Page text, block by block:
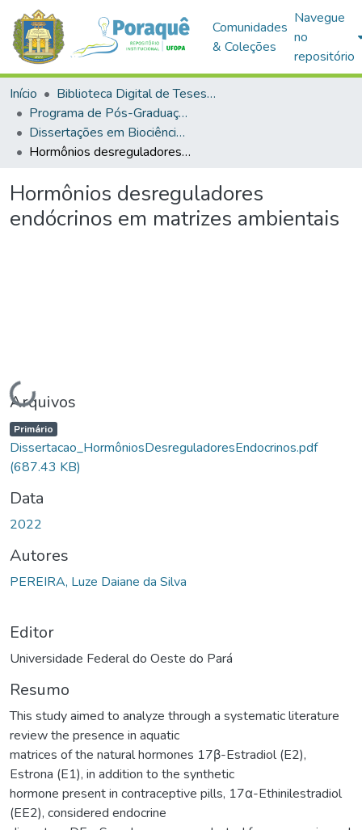
Comunidades
& Coleções
Navegue
no
repositório
Início
Biblioteca Digital de Teses e Dissertações (BDTD)
Programa de Pós-Graduação em Biociências (PPGBIO)
Dissertações em Biociências (Mestrado)
Hormônios desreguladores endócrinos em matrizes ambientais
Hormônios desreguladores
endócrinos em matrizes ambientais
Carregando...
Arquivos
Primário
Dissertacao_HormôniosDesreguladoresEndocrinos.pdf
(687.43 KB)
Data
2022
Autores
PEREIRA, Luze Daiane da Silva
Editor
Universidade Federal do Oeste do Pará
Resumo
This study aimed to analyze through a systematic literature
review the presence in aquatic
matrices of the natural hormones 17β-Estradiol (E2),
Estrona (E1), in addition to the synthetic
hormone present in contraceptive pills, 17α-Ethinilestradiol
(EE2), considered endocrine